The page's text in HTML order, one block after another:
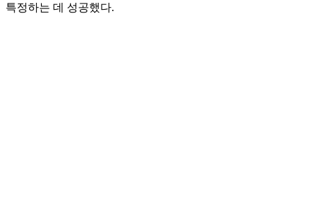
특정하는 데 성공했다.